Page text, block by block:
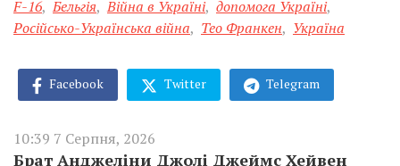
F-16, Бельгія, Війна в Україні, допомога Україні,
Російсько-Українська війна, Тео Франкен, Україна
Facebook Twitter Telegram
10:39 7 Серпня, 2026
Брат Анджеліни Джолі Джеймс Хейвен